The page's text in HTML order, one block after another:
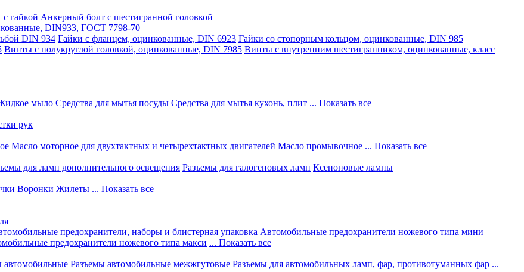
гайкой Анкерный болт с шестигранной головкой
DIN933, ГОСТ 7798-70
DIN 934 Гайки с фланцем, оцинкованные, DIN 6923 Гайки со стопорным кольцом, оцинкованные, DIN 985
Винты с полукруглой головкой, оцинкованные, DIN 7985 Винты с внутренним шестигранником, оцинкованные, класс
мыло Средства для мытья посуды Средства для мытья кухонь, плит ... Показать все
рук
Масло моторное для двухтактных и четырехтактных двигателей Масло промывочное ... Показать все
для ламп дополнительного освещения Разъемы для галогеновых ламп Ксеноновые лампы
Воронки Жилеты ... Показать все
предохранители, наборы и блистерная упаковка Автомобильные предохранители ножевого типа мини
предохранители ножевого типа макси ... Показать все
автомобильные Разъемы автомобильные межжгутовые Разъемы для автомобильных ламп, фар, противотуманных фар ...